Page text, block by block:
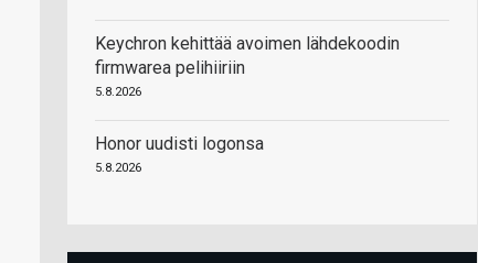
Keychron kehittää avoimen lähdekoodin
firmwarea pelihiiriin
5.8.2026
Honor uudisti logonsa
5.8.2026